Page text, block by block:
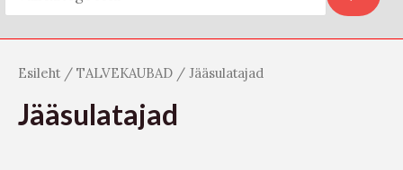
Esileht / TALVEKAUBAD / Jääsulatajad
Jääsulatajad